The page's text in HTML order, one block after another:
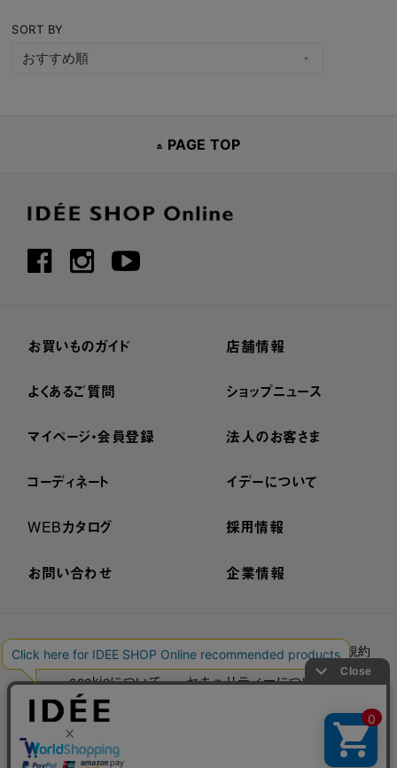
SORT BY
PAGE TOP
お買いものガイド
よくあるご質問
マイページ・会員登録
コーディネート
WEBカタログ
お問い合わせ
店舗情報
ショップニュース
法人のお客さま
イデーについて
採用情報
企業情報
プライバシーポリシー 外部送信ポリシー
ご利用規約
cookieについて
セキュリティーについて
特定商取引法に基づく表示
古物営業法に基づく表示